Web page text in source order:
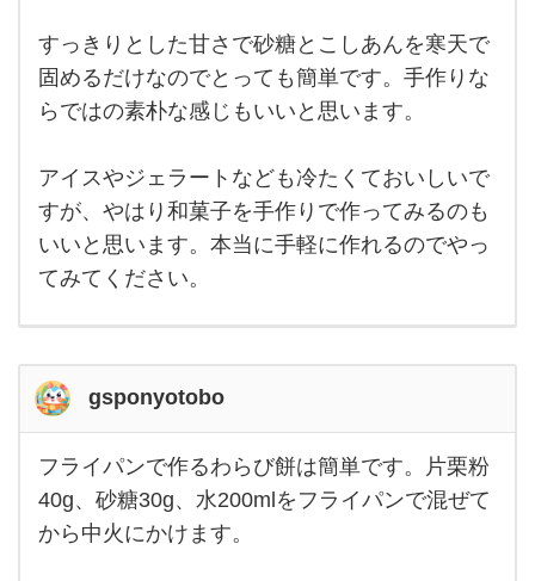
節に
で、
さっ
ぱり
とし
たお
ザー
ト食
べた
すっきりとした甘さで砂糖とこしあんを寒天で
固めるだけなのでとっても簡単です。手作りな
らではの素朴な感じもいいと思います。
アイスやジェラートなども冷たくておいしいで
すが、やはり和菓子を手作りで作ってみるのも
いいと思います。本当に手軽に作れるのでやっ
てみてください。
gsponyotobo
フラ
イパ
ンで
作る
フライパンで作るわらび餅は簡単です。片栗粉
40g、砂糖30g、水200mlをフライパンで混ぜて
から中火にかけます。